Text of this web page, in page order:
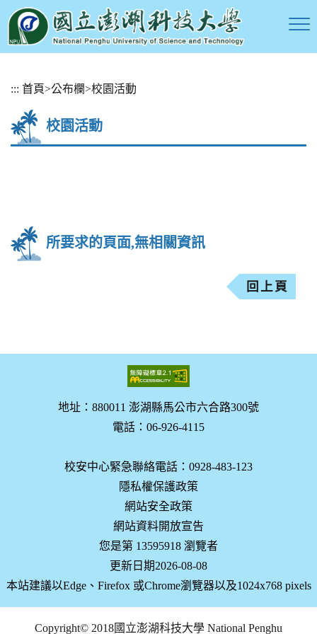
::: 首頁>公布欄>校園活動
校園活動
所要求的頁面,無相關資訊
回上頁
地址：880011 澎湖縣馬公市六合路300號
電話：06-926-4115
校安中心緊急聯絡電話：0928-483-123
隱私權保護政策
網站安全政策
網站資料開放宣告
您是第 13595918 瀏覽者
更新日期2026-08-08
本站建議以Edge、Firefox 或Chrome瀏覽器以及1024x768 pixels
Copyright© 2018國立澎湖科技大學 National Penghu